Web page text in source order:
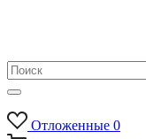
Отложенные 0